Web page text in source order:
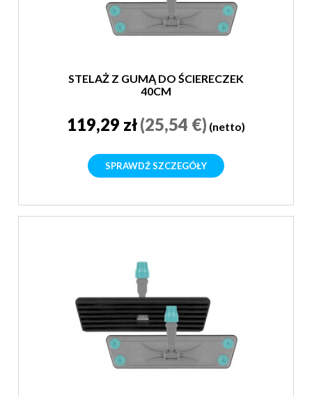
STELAŻ Z GUMĄ DO ŚCIERECZEK
40CM
119,29 zł(25,54 €) (netto)
SPRAWDŹ SZCZEGÓŁY